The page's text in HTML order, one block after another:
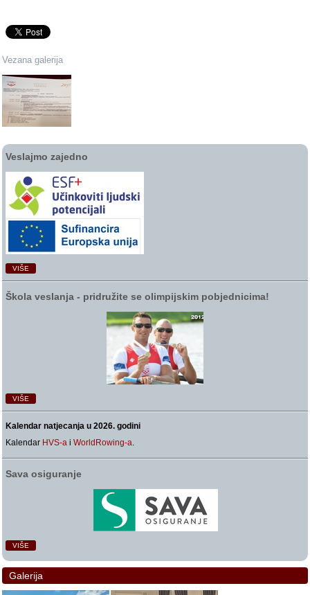
Vezana galerija
Veslajmo zajedno
VIŠE
Škola veslanja ‑ pridružite se olimpijskim pobjednicima!
VIŠE
Kalendar natjecanja u 2026. godini
Kalendar HVS-a iWorldRowing-a.
Sava osiguranje
VIŠE
Galerija